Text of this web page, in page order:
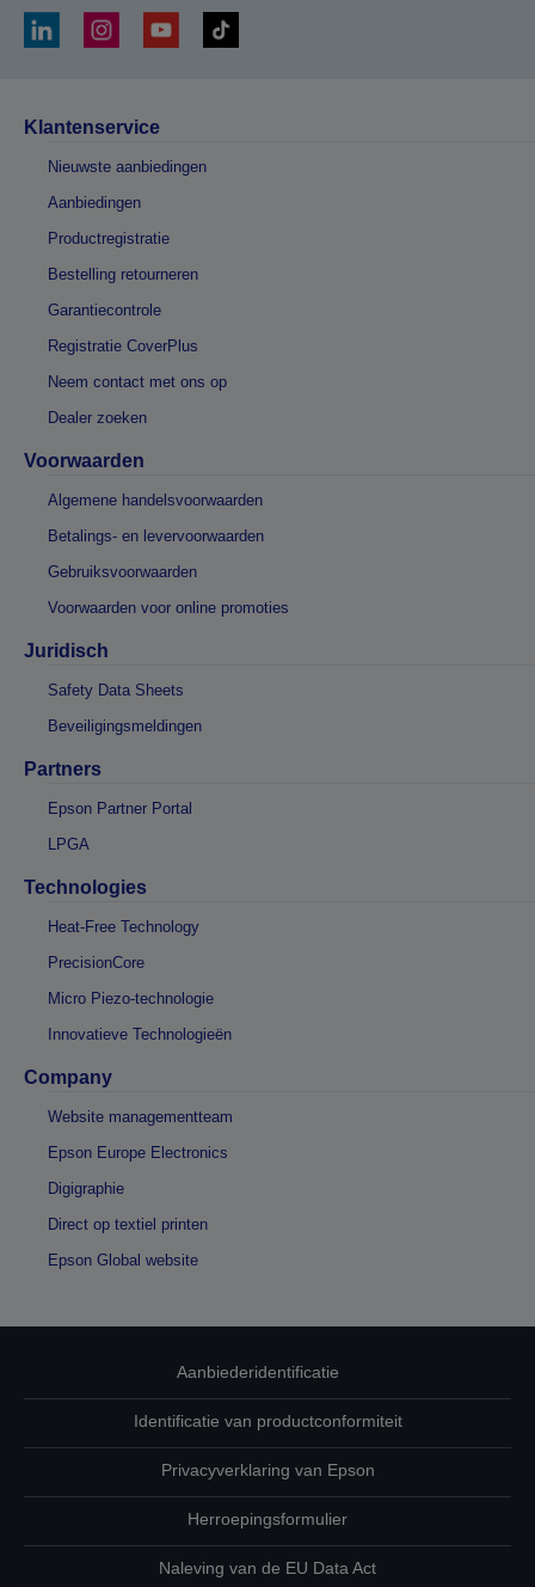
Klantenservice
Nieuwste aanbiedingen
Aanbiedingen
Productregistratie
Bestelling retourneren
Garantiecontrole
Registratie CoverPlus
Neem contact met ons op
Dealer zoeken
Voorwaarden
Algemene handelsvoorwaarden
Betalings- en levervoorwaarden
Gebruiksvoorwaarden
Voorwaarden voor online promoties
Juridisch
Safety Data Sheets
Beveiligingsmeldingen
Partners
Epson Partner Portal
LPGA
Technologies
Heat-Free Technology
PrecisionCore
Micro Piezo-technologie
Innovatieve Technologieën
Company
Website managementteam
Epson Europe Electronics
Digigraphie
Direct op textiel printen
Epson Global website
Aanbiederidentificatie
Identificatie van productconformiteit
Privacyverklaring van Epson
Herroepingsformulier
Naleving van de EU Data Act